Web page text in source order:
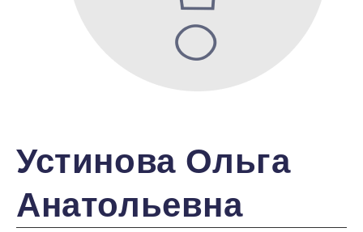
Устинова Ольга
Анатольевна